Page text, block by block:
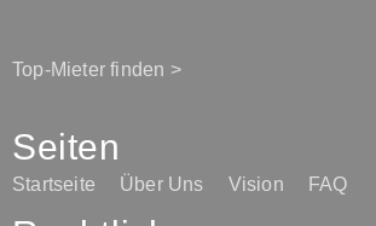
Top-Mieter finden >
Seiten
Startseite Über Uns Vision FAQ